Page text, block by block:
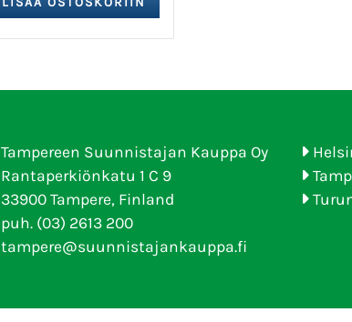
Tampereen Suunnistajan Kauppa Oy
Rantaperkiönkatu 1 C 9
33900 Tampere, Finland
puh. (03) 2613 200
tampere@suunnistajankauppa.fi